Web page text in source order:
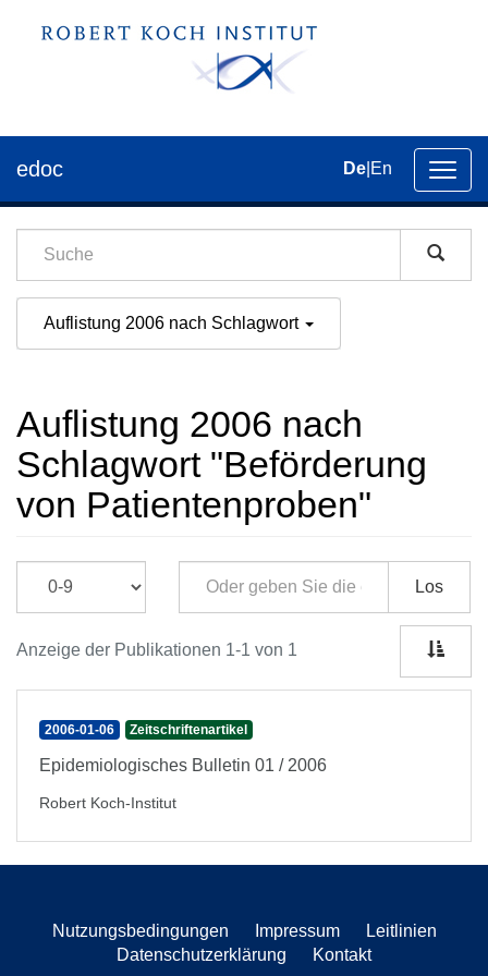
der
edoc De En
Auflistung 2006 nach Schlagwort
Auflistung 2006 nach
Schlagwort "Beförderung
von Patientenproben"
Los
Anzeige der Publikationen 1-1 von 1
2006-01-06 Zeitschriftenartikel
Epidemiologisches Bulletin 01 / 2006
Robert Koch-Institut
Nutzungsbedingungen Impressum
Leitlinien
Datenschutzerklärung
Kontakt